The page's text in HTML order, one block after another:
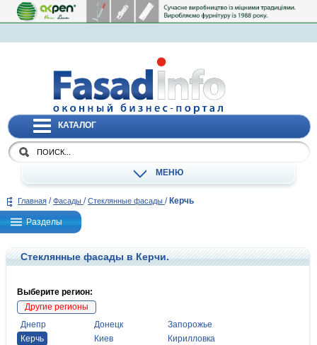
КАТАЛОГ
МЕНЮ
Главная / Фасады / Стеклянные фасады / Керчь
Разделы
Стеклянные фасады в Керчи.
Выберите регион:
Другие регионы
Днепр
Донецк
Запорожье
Керчь
Киев
Кирилловка